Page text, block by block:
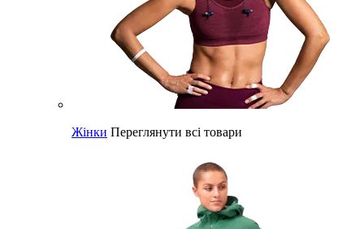
Жінки Переглянути всі товари